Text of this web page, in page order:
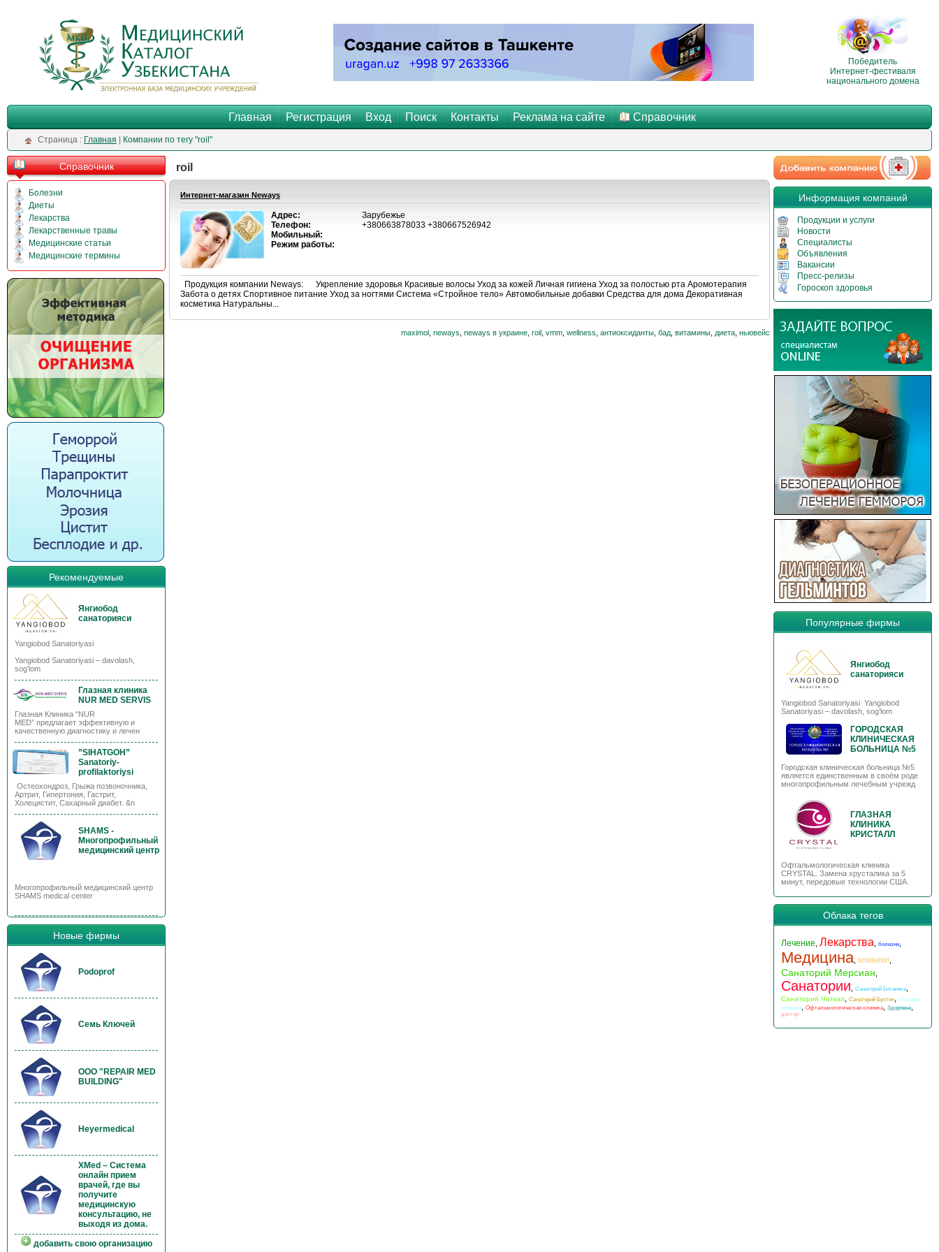
Победитель
Интернет-фестиваля
национального домена
Главная Регистрация Вход Поиск Контакты Реклама на сайте Справочник
Cтраница : Главная Компании по тегу "roil"
Справочник
Болезни
Диеты
Лекарства
Лекарственные травы
Медицинские статьи
Медицинские термины
Рекомендуемые
Янгиобод
санаторияси
Yangiobod Sanatoriyasi
Yangiobod Sanatoriyasi – davolash,
sog’lom
Глазная клиника
NUR MED SERVIS
Глазная Клиника “NUR
MED” предлагает эффективную и
качественную диагностику и лечен
”SIHATGOH”
Sanatoriy-
profilaktoriysi
Остеохондроз, Грыжа позвоночника,
Артрит, Гипертония, Гастрит,
Холецистит, Сахарный диабет. &n
SHAMS -
Многопрофильный
медицинский центр
Многопрофильный медицинский центр
SHAMS medical center
Новые фирмы
Podoprof
Семь Ключей
OOO "REPAIR MED
BUILDING"
Heyermedical
XMed – Система
онлайн прием
врачей, где вы
получите
медицинскую
консультацию, не
выходя из дома.
добавить свою организацию
roil
Интернет-магазин Neways
Адрес:
Телефон:
Мобильный:
Режим работы:
Зарубежье
+380663878033 +380667526942
Продукция компании Neways: Укрепление здоровья Красивые волосы Уход за кожей Личная гигиена Уход за полостью рта Аромотерапия
Забота о детях Спортивное питание Уход за ногтями Система «Стройное тело» Автомобильные добавки Средства для дома Декоративная
косметика Натуральны...
maximol neways neways в украине roil vmm wellness антиоксиданты бад витамины диета ньювейс
Информация компаний
Продукции и услуги
Новости
Специалисты
Объявления
Вакансии
Пресс-релизы
Гороскоп здоровья
Популярные фирмы
Янгиобод
санаторияси
Yangiobod Sanatoriyasi Yangiobod
Sanatoriyasi – davolash, sog’lom
ГОРОДСКАЯ
КЛИНИЧЕСКАЯ
БОЛЬНИЦА №5
Городская клиническая больница №5
является единственным в своём роде
многопрофильным лечебным учрежд
ГЛАЗНАЯ
КЛИНИКА
КРИСТАЛЛ
Офтальмологическая клиника
CRYSTAL. Замена хрусталика за 5
минут, передовые технологии США.
Облака тегов
Лечение Лекарства болезни
Медицина клиники
Санаторий Мерсиан
Санатории Санаторий Ботаника
Санаторий Чаткал Санаторий Бустон
Глазная
клиника
Офтальмологическая клиника Здоровье
доктор